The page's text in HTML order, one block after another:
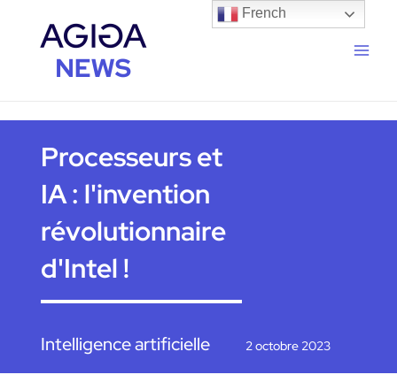
contenu
Main
Processeurs et
IA : l'invention
révolutionnaire
d'Intel !
Intelligence artificielle 2 octobre 2023
articles
French